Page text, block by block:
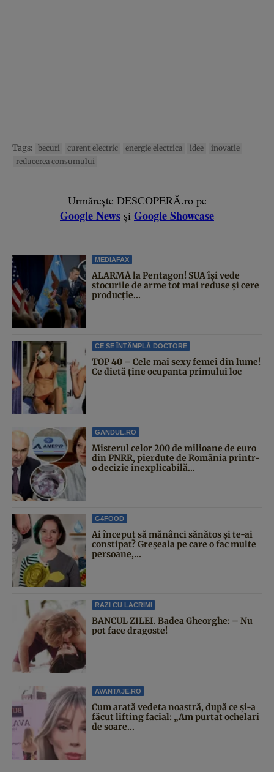
Tags: becuri curent electric energie electrica idee
inovatie
reducerea consumului
Urmărește DESCOPERĂ.ro pe
Google News și Google Showcase
MEDIAFAX
ALARMĂ la Pentagon! SUA își vede
stocurile de arme tot mai reduse și cere
producție...
CE SE ÎNTÂMPLĂ DOCTORE
TOP 40 – Cele mai sexy femei din lume!
Ce dietă ține ocupanta primului loc
GANDUL.RO
Misterul celor 200 de milioane de euro
din PNRR, pierdute de România printr-
o decizie inexplicabilă...
G4FOOD
Ai început să mănânci sănătos și te-ai
constipat? Greșeala pe care o fac multe
persoane,...
RAZI CU LACRIMI
BANCUL ZILEI. Badea Gheorghe: – Nu
pot face dragoste!
AVANTAJE.RO
Cum arată vedeta noastră, după ce și-a
făcut lifting facial: „Am purtat ochelari
de soare...